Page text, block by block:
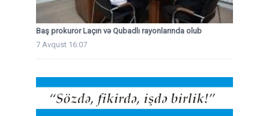
Baş prokuror Laçın və Qubadlı rayonlarında olub
7 Avqust 16:07